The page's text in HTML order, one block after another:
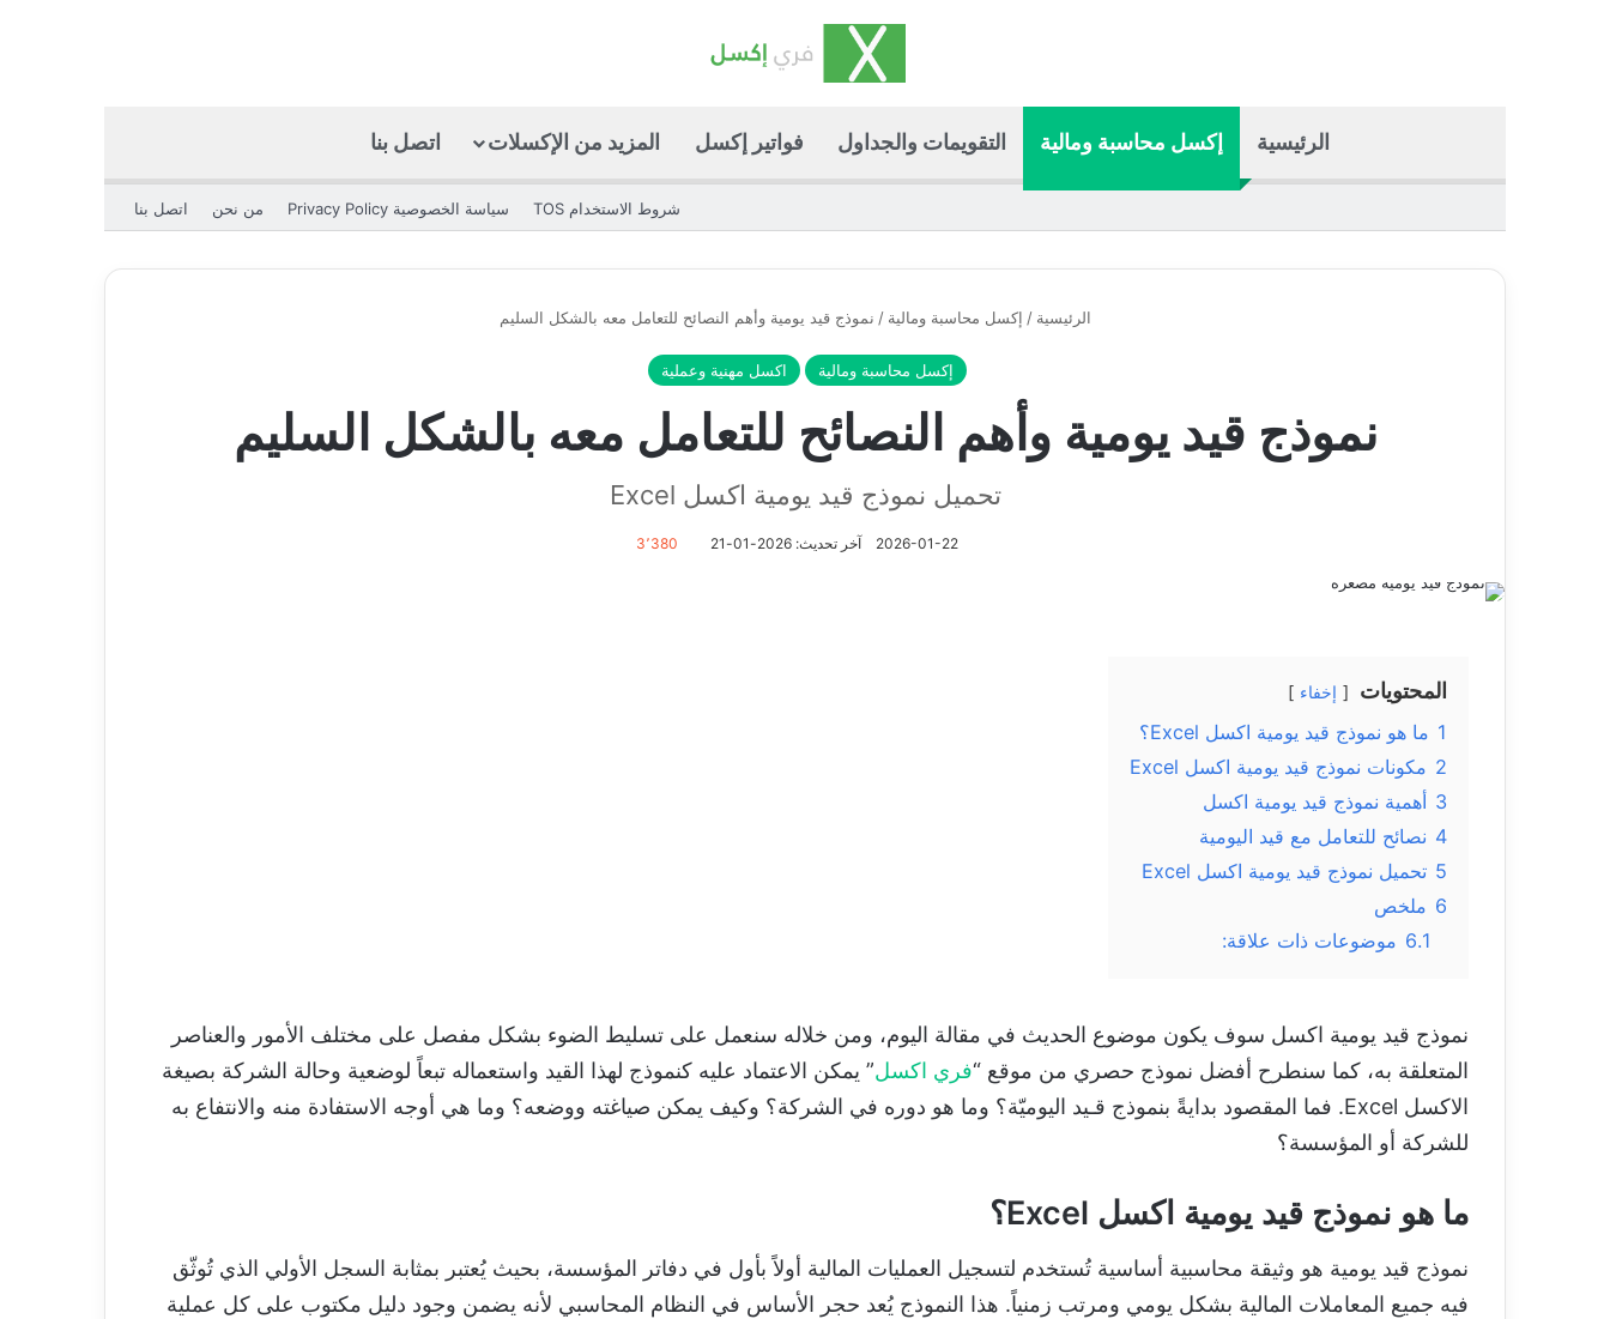
الرئيسية إكسل محاسبة ومالية التقويمات والجداول فواتير إكسل المزيد من الإكسلات اتصل بنا
شروط الاستخدام TOS سياسة الخصوصية Privacy Policy من نحن اتصل بنا
الرئيسية / إكسل محاسبة ومالية / نموذج قيد يومية وأهم النصائح للتعامل معه بالشكل السليم
إكسل محاسبة ومالية اكسل مهنية وعملية
نموذج قيد يومية وأهم النصائح للتعامل معه بالشكل السليم
تحميل نموذج قيد يومية اكسل Excel
2026-01-22 آخر تحديث: 2026-01-21 3٬380
المحتويات إخفاء
1 ما هو نموذج قيد يومية اكسل Excel؟
2 مكونات نموذج قيد يومية اكسل Excel
3 أهمية نموذج قيد يومية اكسل
4 نصائح للتعامل مع قيد اليومية
5 تحميل نموذج قيد يومية اكسل Excel
6 ملخص
6.1 موضوعات ذات علاقة:
نموذج قيد يومية اكسل سوف يكون موضوع الحديث في مقالة اليوم، ومن خلاله سنعمل على تسليط الضوء بشكل مفصل على مختلف الأمور والعناصر
المتعلقة به، كما سنطرح أفضل نموذج حصري من موقع “فري اكسل” يمكن الاعتماد عليه كنموذج لهذا القيد واستعماله تبعاً لوضعية وحالة الشركة بصيغة
الاكسل Excel. فما المقصود بدايةً بنموذج قـيد اليوميّة؟ وما هو دوره في الشركة؟ وكيف يمكن صياغته ووضعه؟ وما هي أوجه الاستفادة منه والانتفاع به
للشركة أو المؤسسة؟
ما هو نموذج قيد يومية اكسل Excel؟
نموذج قيد يومية هو وثيقة محاسبية أساسية تُستخدم لتسجيل العمليات المالية أولاً بأول في دفاتر المؤسسة، بحيث يُعتبر بمثابة السجل الأولي الذي تُوثّق
فيه جميع المعاملات المالية بشكل يومي ومرتب زمنياً. هذا النموذج يُعد حجر الأساس في النظام المحاسبي لأنه يضمن وجود دليل مكتوب على كل عملية